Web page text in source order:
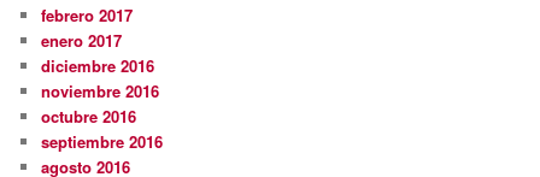
febrero 2017
enero 2017
diciembre 2016
noviembre 2016
octubre 2016
septiembre 2016
agosto 2016